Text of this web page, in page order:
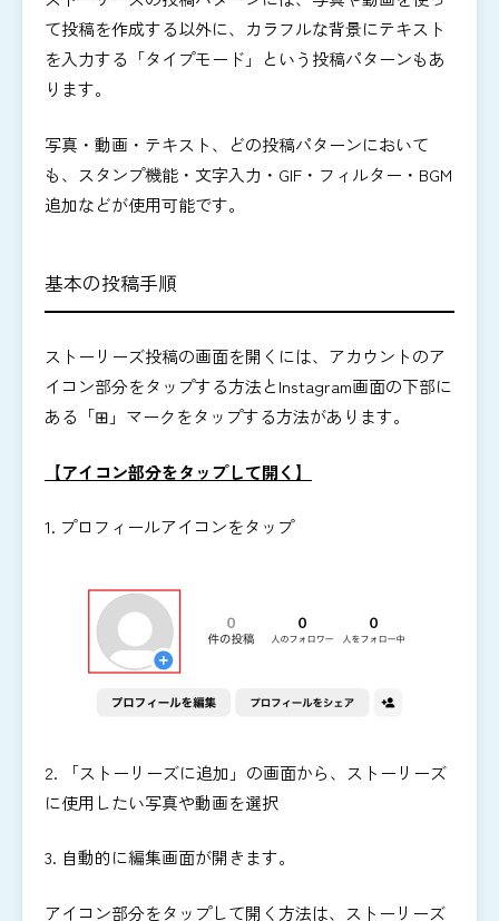
て投稿を作成する以外に、カラフルな背景にテキスト
を入力する「タイプモード」という投稿パターンもあ
ります。
写真・動画・テキスト、どの投稿パターンにおいて
も、スタンプ機能・文字入力・GIF・フィルター・BGM
追加などが使用可能です。
基本の投稿手順
ストーリーズ投稿の画面を開くには、アカウントのア
イコン部分をタップする方法とInstagram画面の下部に
ある「⊞」マークをタップする方法があります。
【アイコン部分をタップして開く】
1. プロフィールアイコンをタップ
2. 「ストーリーズに追加」の画面から、ストーリーズ
に使用したい写真や動画を選択
3. 自動的に編集画面が開きます。
アイコン部分をタップして開く方法は、ストーリーズ